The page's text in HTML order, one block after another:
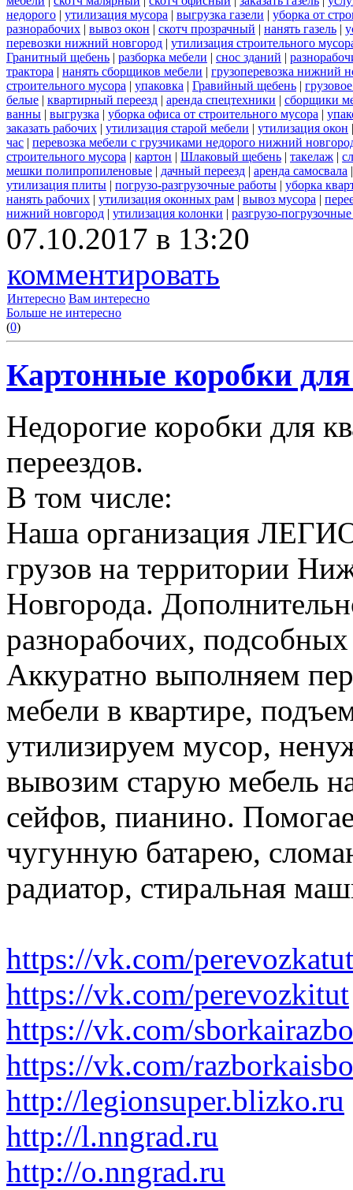
недорого | утилизация мусора | выгрузка газели | уборка от
разнорабочих | вывоз окон | скотч прозрачный | нанять газель |
перевозки нижний новгород | утилизация строительного
Гранитный щебень | разборка мебели | снос зданий |
трактора | нанять сборщиков мебели | грузоперевозка нижний
строительного мусора | упаковка | Гравийный щебень |
белые | квартирный переезд | аренда спецтехники | сборщики
ванны | выгрузка | уборка офиса от строительного мусора |
заказать рабочих | утилизация старой мебели | утилизация окон
час | перевозка мебели с грузчиками недорого нижний
строительного мусора | картон | Шлаковый щебень | такелаж |
мешки полипропиленовые | дачный переезд | аренда самосвала
утилизация плиты | погрузо-разгрузочные работы | уборка
нанять рабочих | утилизация оконных рам | вывоз мусора |
нижний новгород | утилизация колонки | разгрузо-
07.10.2017 в 13:20
комментировать
Интересно Вам интересно
Больше не интересно
(0)
Картонные коробки для
Недорогие коробки для
переездов.
В том числе:
Наша организация
грузов на территории
Новгорода.
разнорабочих,
Аккуратно выполняем
мебели в квартире,
утилизируем мусор,
вывозим старую мебель
сейфов, пианино.
чугунную батарею,
радиатор, стиральная
https://vk.com/perevozkatut
https://vk.com/perevozkitut
https://vk.com/
https://vk.com/
http://legionsuper.blizko.ru
http://l.nngrad.ru
http://o.nngrad.ru